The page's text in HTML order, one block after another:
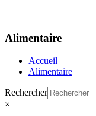
Alimentaire
Accueil
Alimentaire
Rechercher
×